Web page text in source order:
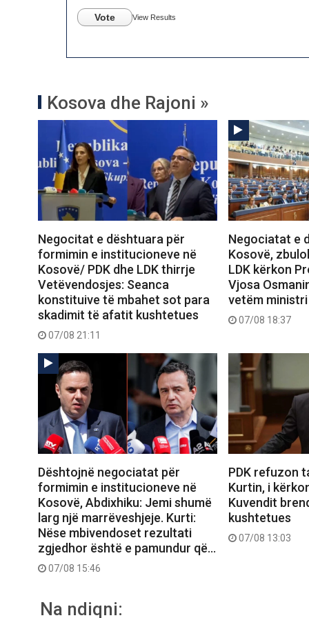
Vote View Results
Kosova dhe Rajoni »
Negocitat e dështuara për
formimin e institucioneve në
Kosovë/ PDK dhe LDK thirrje
Vetëvendosjes: Seanca
konstituive të mbahet sot para
skadimit të afatit kushtetues
07/08 21:11
Negociatat e
Kosovë,
LDK kërkon
Vjosa
vetëm ministri
07/08 18:37
Dështojnë negociatat për
formimin e institucioneve në
Kosovë, Abdixhiku: Jemi shumë
larg një marrëveshjeje. Kurti:
Nëse mbivendoset rezultati
zgjedhor është e pamundur që…
07/08 15:46
PDK refuzon
Kurtin, i
Kuvendit
kushtetues
07/08 13:03
Na ndiqni: